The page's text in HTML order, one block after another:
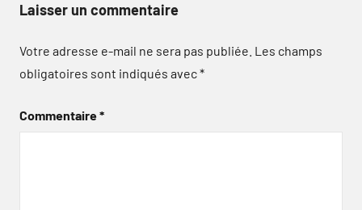
Laisser un commentaire
Votre adresse e-mail ne sera pas publiée. Les champs
obligatoires sont indiqués avec*
Commentaire*